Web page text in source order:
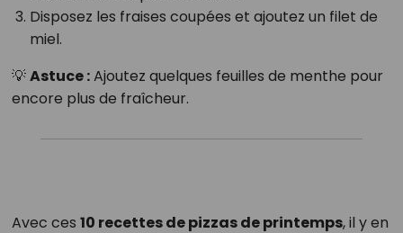
Disposez les fraises coupées et ajoutez un filet de
miel.
💡Astuce :Ajoutez quelques feuilles de menthe pour
encore plus de fraîcheur.
Avec ces 10 recettes de pizzas de printemps, il y en